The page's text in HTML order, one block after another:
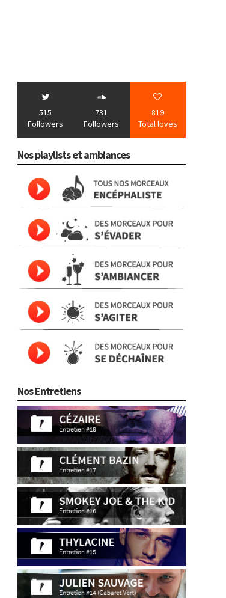
515
Followers
731
Followers
819
Total loves
Nos playlists et ambiances
Nos Entretiens